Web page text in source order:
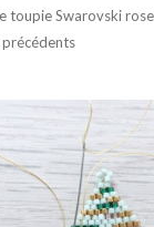
toupie Swarovski